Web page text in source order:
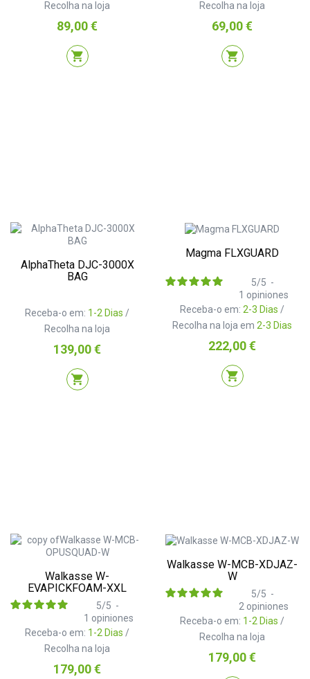
Recolha na loja
Preço
89,00 €
shopping_cart
Recolha na loja
Preço
69,00 €
shopping_cart
AlphaTheta DJC-3000X
BAG
Receba-o em: 1-2 Dias /
Recolha na loja
Preço
139,00 €
shopping_cart
Magma FLXGUARD
Receba-o em: 2-3 Dias /
Recolha na loja em 2-3 Dias
5/5 -
1 opiniones
Preço
222,00 €
shopping_cart
Walkasse W-
EVAPICKFOAM-XXL
Receba-o em: 1-2 Dias /
Recolha na loja
5/5 -
1 opiniones
Preço
179,00 €
Walkasse W-MCB-XDJAZ-
W
Receba-o em: 1-2 Dias /
Recolha na loja
5/5 -
2 opiniones
Preço
179,00 €